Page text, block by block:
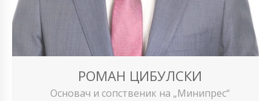
РОМАН ЦИБУЛСКИ
Основач и сопственик на „Минипрес“